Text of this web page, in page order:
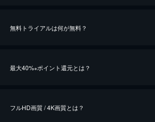
無料トライアルは何が無料？
最大40%※ポイント還元とは？
フルHD画質 / 4K画質とは？